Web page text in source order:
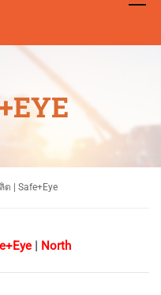
ต | Safe+Eye
| North